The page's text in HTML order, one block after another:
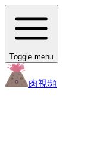
Toggle menu
肉視頻